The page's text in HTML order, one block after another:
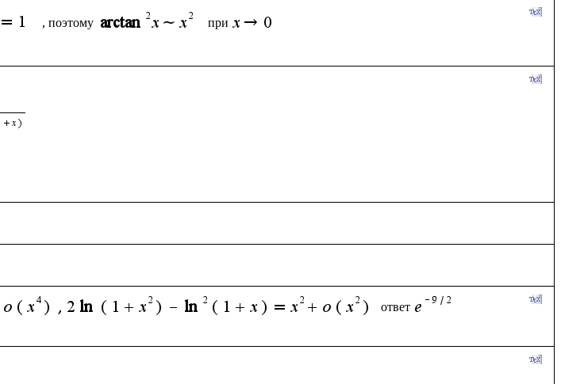
, поэтому при
ответ